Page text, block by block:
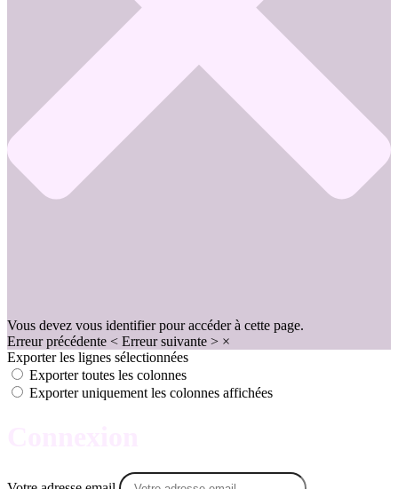
Vous devez vous identifier pour accéder à cette page.
Erreur précédente < Erreur suivante > ×
Exporter les lignes sélectionnées
Exporter toutes les colonnes
Exporter uniquement les colonnes affichées